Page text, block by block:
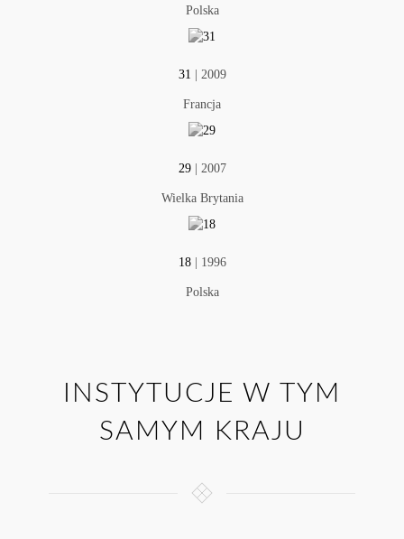
Polska
31 | 2009
Francja
29| 2007
Wielka Brytania
18| 1996
Polska
INSTYTUCJE W TYM
SAMYM KRAJU